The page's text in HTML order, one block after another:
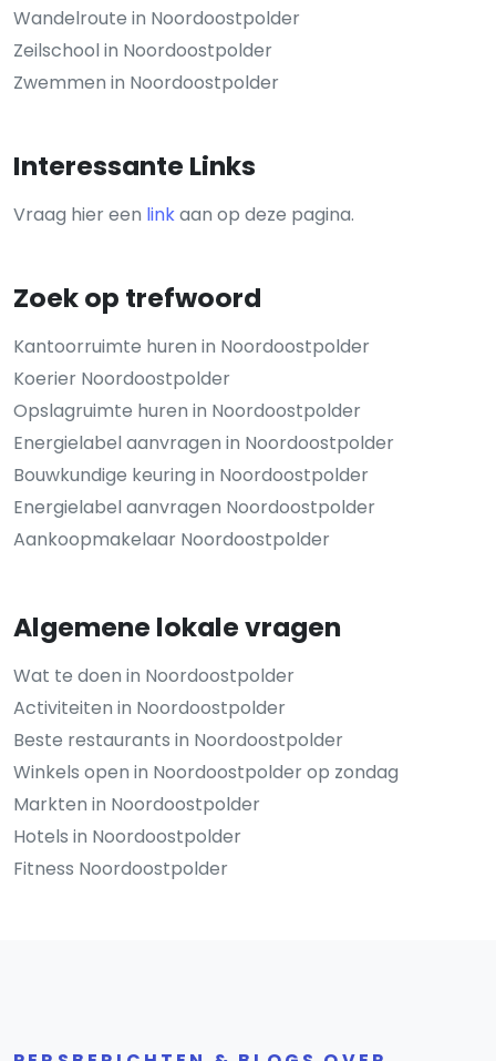
Wandelroute in Noordoostpolder
Zeilschool in Noordoostpolder
Zwemmen in Noordoostpolder
Interessante Links
Vraag hier een linkaan op deze pagina.
Zoek op trefwoord
Kantoorruimte huren in Noordoostpolder
Koerier Noordoostpolder
Opslagruimte huren in Noordoostpolder
Energielabel aanvragen in Noordoostpolder
Bouwkundige keuring in Noordoostpolder
Energielabel aanvragen Noordoostpolder
Aankoopmakelaar Noordoostpolder
Algemene lokale vragen
Wat te doen in Noordoostpolder
Activiteiten in Noordoostpolder
Beste restaurants in Noordoostpolder
Winkels open in Noordoostpolder op zondag
Markten in Noordoostpolder
Hotels in Noordoostpolder
Fitness Noordoostpolder